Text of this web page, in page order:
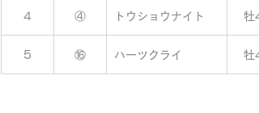
4 ④ トウショウナイト 牡4
5 ⑯ ハーツクライ 牡4